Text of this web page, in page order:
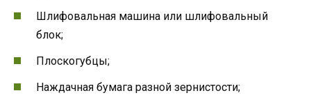
Шлифовальная машина или шлифовальный
блок;
Плоскогубцы;
Наждачная бумага разной зернистости;